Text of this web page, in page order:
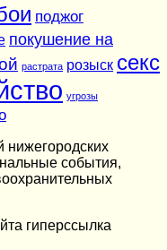
поджог
покушение на
растрата розыск секс
угрозы
нижегородских
события,
гиперссылка